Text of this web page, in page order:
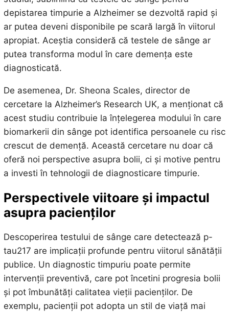
depistarea timpurie a Alzheimer se dezvoltă rapid și
ar putea deveni disponibile pe scară largă în viitorul
apropiat. Aceștia consideră că testele de sânge ar
putea transforma modul în care demența este
diagnosticată.
De asemenea, Dr. Sheona Scales, director de
cercetare la Alzheimer’s Research UK, a menționat că
acest studiu contribuie la înțelegerea modului în care
biomarkerii din sânge pot identifica persoanele cu risc
crescut de demență. Această cercetare nu doar că
oferă noi perspective asupra bolii, ci și motive pentru
a investi în tehnologii de diagnosticare timpurie.
Perspectivele viitoare și impactul
asupra pacienților
Descoperirea testului de sânge care detectează p-
tau217 are implicații profunde pentru viitorul sănătății
publice. Un diagnostic timpuriu poate permite
intervenții preventivă, care pot încetini progresia bolii
și pot îmbunătăți calitatea vieții pacienților. De
exemplu, pacienții pot adopta un stil de viață mai